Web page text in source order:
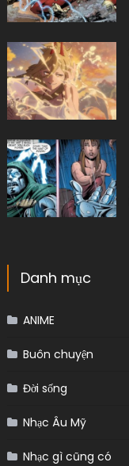
Danh mục
ANIME
Buôn chuyện
Đời sống
Nhạc Âu Mỹ
Nhạc gì cũng có